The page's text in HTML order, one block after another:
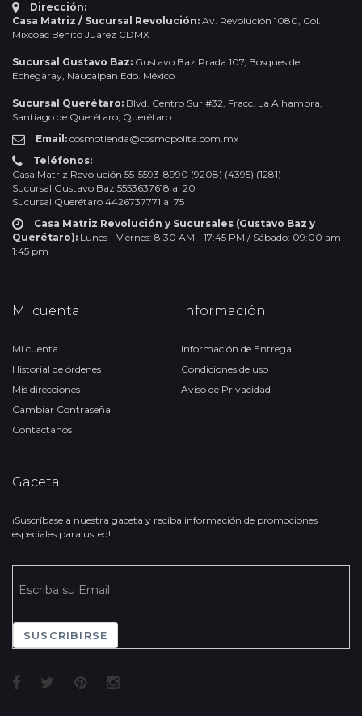
Dirección:
Casa Matriz / Sucursal Revolución: Av. Revolución 1080, Col.
Mixcoac Benito Juárez CDMX
Sucursal Gustavo Baz: Gustavo Baz Prada 107, Bosques de
Echegaray, Naucalpan Edo. México
Sucursal Querétaro: Blvd. Centro Sur #32, Fracc. La Alhambra,
Santiago de Querétaro, Querétaro
Email: cosmotienda@cosmopolita.com.mx
Teléfonos:
Casa Matriz Revolución 55-5593-8990 (9208) (4395) (1281)
Sucursal Gustavo Baz 5553637618 al 20
Sucursal Querétaro 4426737771 al 75
Casa Matriz Revolución y Sucursales (Gustavo Baz y
Querétaro): Lunes - Viernes: 8:30 AM - 17:45 PM / Sábado: 09:00 am -
1:45 pm
Mi cuenta
Mi cuenta
Historial de órdenes
Mis direcciones
Cambiar Contraseña
Contactanos
Información
Información de Entrega
Condiciones de uso
Aviso de Privacidad
Gaceta
¡Suscríbase a nuestra gaceta y reciba información de promociones
especiales para usted!
SUSCRIBIRSE